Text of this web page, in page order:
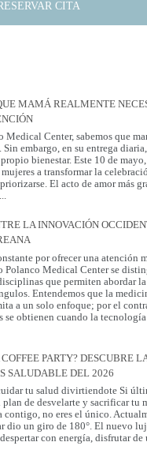
CITA
MAMÁ REALMENTE
Medical Center, sabemos que
embargo, en su entrega
bienestar. Este 10 de
a transformar la
El acto de amor más
...
que
Mamá
Realmente
Necesita:
Salud
y
Prevención
LA INNOVACIÓN
por ofrecer una atención
Polanco Medical Center se
que permiten abordar
Entendemos que la
a un solo enfoque; por el
se obtienen cuando la
COFFEE PARTY? DESCUBRE
SALUDABLE DEL 2026
tu salud divirtiendote Si
de desvelarte y sacrificar tu
contigo, no eres el único.
dio un giro de 180°. El nuevo
con energía, disfrutar de